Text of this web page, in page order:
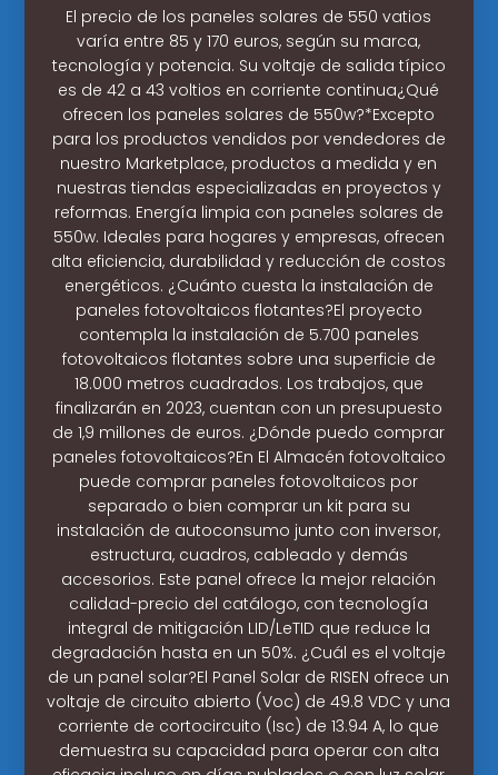
El precio de los paneles solares de 550 vatios
varía entre 85 y 170 euros, según su marca,
tecnología y potencia. Su voltaje de salida típico
es de 42 a 43 voltios en corriente continua¿Qué
ofrecen los paneles solares de 550w?*Excepto
para los productos vendidos por vendedores de
nuestro Marketplace, productos a medida y en
nuestras tiendas especializadas en proyectos y
reformas. Energía limpia con paneles solares de
550w. Ideales para hogares y empresas, ofrecen
alta eficiencia, durabilidad y reducción de costos
energéticos. ¿Cuánto cuesta la instalación de
paneles fotovoltaicos flotantes?El proyecto
contempla la instalación de 5.700 paneles
fotovoltaicos flotantes sobre una superficie de
18.000 metros cuadrados. Los trabajos, que
finalizarán en 2023, cuentan con un presupuesto
de 1,9 millones de euros. ¿Dónde puedo comprar
paneles fotovoltaicos?En El Almacén fotovoltaico
puede comprar paneles fotovoltaicos por
separado o bien comprar un kit para su
instalación de autoconsumo junto con inversor,
estructura, cuadros, cableado y demás
accesorios. Este panel ofrece la mejor relación
calidad-precio del catálogo, con tecnología
integral de mitigación LID/LeTID que reduce la
degradación hasta en un 50%. ¿Cuál es el voltaje
de un panel solar?El Panel Solar de RISEN ofrece un
voltaje de circuito abierto (Voc) de 49.8 VDC y una
corriente de cortocircuito (Isc) de 13.94 A, lo que
demuestra su capacidad para operar con alta